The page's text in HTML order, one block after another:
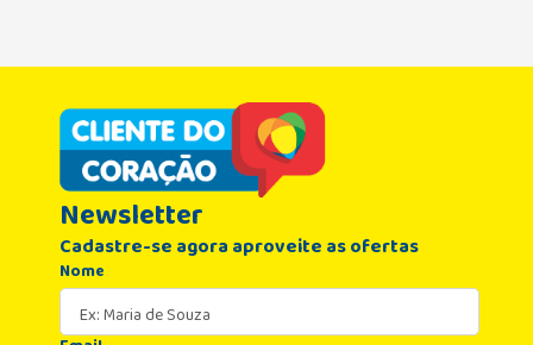
Newsletter
Cadastre-se agora aproveite as ofertas
Nome